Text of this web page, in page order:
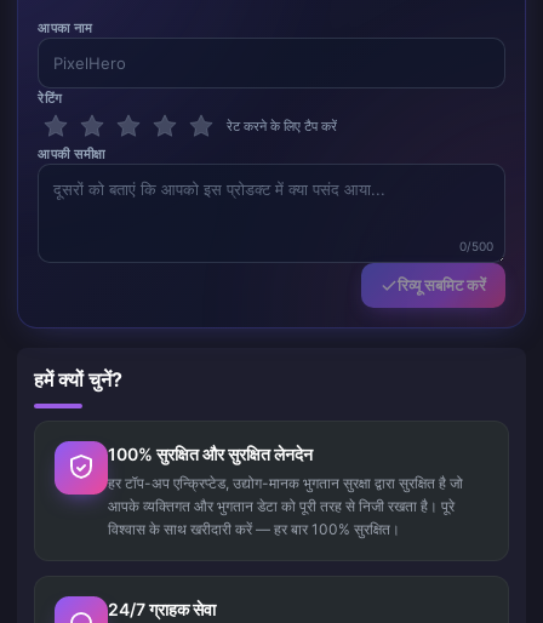
आपका नाम
रेटिंग
रेट करने के लिए टैप करें
आपकी समीक्षा
0/500
रिव्यू सबमिट करें
हमें क्यों चुनें?
100% सुरक्षित और सुरक्षित लेनदेन
हर टॉप-अप एन्क्रिप्टेड, उद्योग-मानक भुगतान सुरक्षा द्वारा सुरक्षित है जो
आपके व्यक्तिगत और भुगतान डेटा को पूरी तरह से निजी रखता है। पूरे
विश्वास के साथ खरीदारी करें — हर बार 100% सुरक्षित।
24/7 ग्राहक सेवा